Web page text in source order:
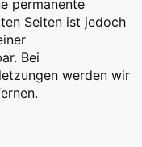
permanente
Seiten ist jedoch
Bei
werden wir